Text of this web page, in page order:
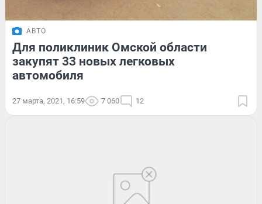
АВТО
Для поликлиник Омской области
закупят 33 новых легковых
автомобиля
27 марта, 2021, 16:59 7 060 12